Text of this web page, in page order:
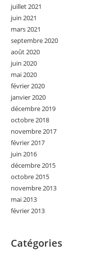
juillet 2021
juin 2021
mars 2021
septembre 2020
août 2020
juin 2020
mai 2020
février 2020
janvier 2020
décembre 2019
octobre 2018
novembre 2017
février 2017
juin 2016
décembre 2015
octobre 2015
novembre 2013
mai 2013
février 2013
Catégories